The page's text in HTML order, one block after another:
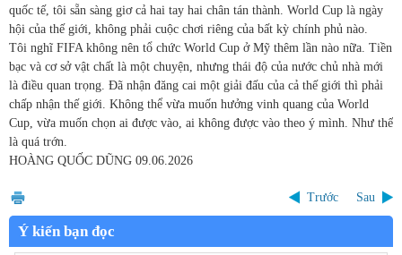
quốc tế, tôi sẵn sàng giơ cả hai tay hai chân tán thành. World Cup là ngày
hội của thế giới, không phải cuộc chơi riêng của bất kỳ chính phủ nào.
Tôi nghĩ FIFA không nên tổ chức World Cup ở Mỹ thêm lần nào nữa. Tiền
bạc và cơ sở vật chất là một chuyện, nhưng thái độ của nước chủ nhà mới
là điều quan trọng. Đã nhận đăng cai một giải đấu của cả thế giới thì phải
chấp nhận thế giới. Không thể vừa muốn hưởng vinh quang của World
Cup, vừa muốn chọn ai được vào, ai không được vào theo ý mình. Như thế
là quá trớn.
HOÀNG QUỐC DŨNG 09.06.2026
Trước Sau
Ý kiến bạn đọc